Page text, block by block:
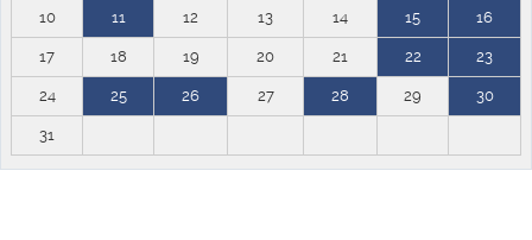
10 11 12 13 14 15 16
17 18 19 20 21 22 23
24 25 26 27 28 29 30
31